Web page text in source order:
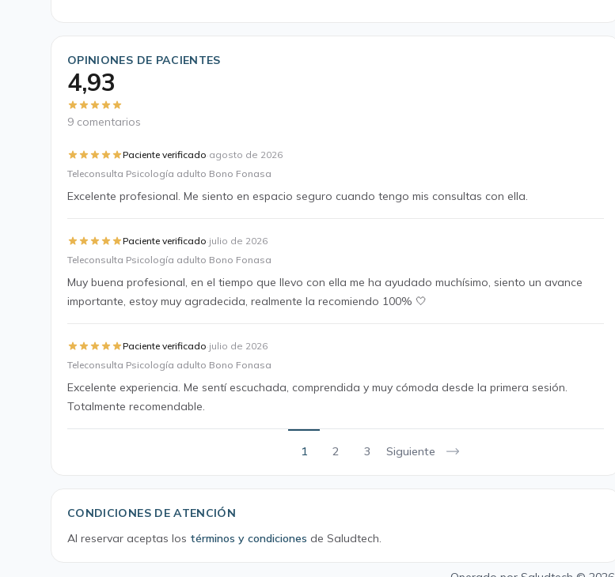
OPINIONES DE PACIENTES
4,93
9 comentarios
Paciente verificado·agosto de 2026
Teleconsulta Psicología adulto Bono Fonasa
Excelente profesional. Me siento en espacio seguro cuando tengo mis consultas con ella.
Paciente verificado·julio de 2026
Teleconsulta Psicología adulto Bono Fonasa
Muy buena profesional, en el tiempo que llevo con ella me ha ayudado muchísimo, siento un avance
importante, estoy muy agradecida, realmente la recomiendo 100% 🤍
Paciente verificado·julio de 2026
Teleconsulta Psicología adulto Bono Fonasa
Excelente experiencia. Me sentí escuchada, comprendida y muy cómoda desde la primera sesión.
Totalmente recomendable.
1 2 3 Siguiente
CONDICIONES DE ATENCIÓN
Al reservar aceptas los términos y condiciones de Saludtech.